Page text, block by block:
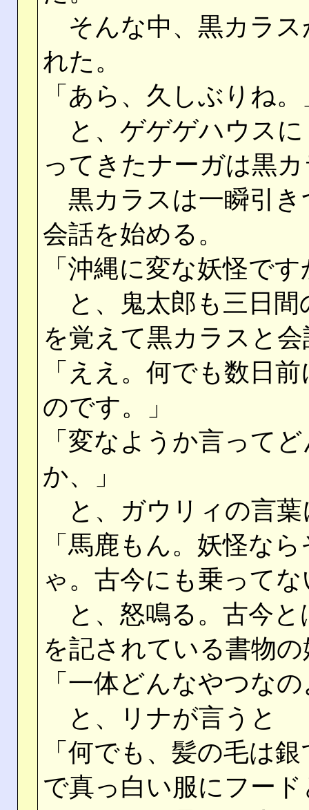
そんな中、黒カラス
れた。
「あら、久しぶりね。
と、ゲゲゲハウスに
ってきたナーガは黒
黒カラスは一瞬引き
会話を始める。
「沖縄に変な妖怪で
と、鬼太郎も三日間
を覚えて黒カラスと
「ええ。何でも数日
のです。」
「変なようか言って
か、」
と、ガウリィの言葉
「馬鹿もん。妖怪な
ゃ。古今にも乗って
と、怒鳴る。古今と
を記されている書物
「一体どんなやつな
と、リナが言うと
「何でも、髪の毛は
で真っ白い服にフー